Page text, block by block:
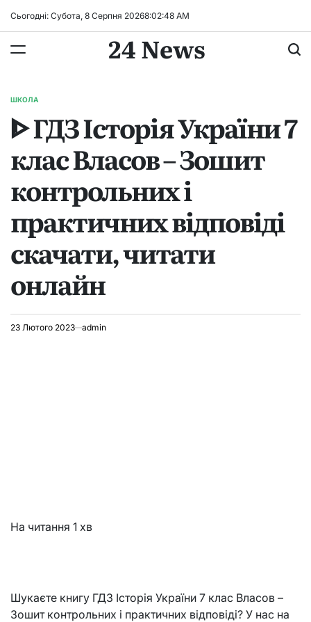
Сьогодні: Субота, 8 Серпня 20268:02:48 AM
24 News
ОПУБЛІКУВАТИ
ШКОЛА
ᐈ ГДЗ Історія України 7
клас Власов – Зошит
контрольних і
практичних відповіді
скачати, читати
онлайн
23 Лютого 2023 admin
На читання 1 хв
Шукаєте книгу ГДЗ Історія України 7 клас Власов –
Зошит контрольних і практичних відповіді? У нас на